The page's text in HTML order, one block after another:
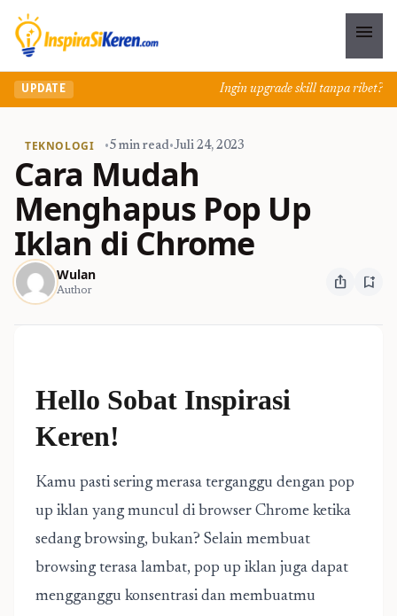
menu
UPDATE Ingin upgrade skill tanpa ribet?
TEKNOLOGI •5 min read•Juli 24, 2023
Cara Mudah
Menghapus Pop Up
Iklan di Chrome
Wulan
Author ios_share bookmark_add
Hello Sobat Inspirasi
Keren!
Kamu pasti sering merasa terganggu dengan pop
up iklan yang muncul di browser Chrome ketika
sedang browsing, bukan? Selain membuat
browsing terasa lambat, pop up iklan juga dapat
mengganggu konsentrasi dan membuatmu